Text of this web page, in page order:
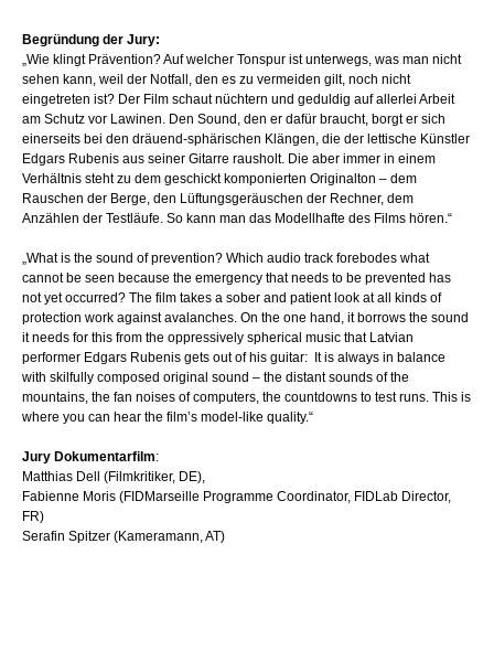
Begründung der Jury:
„Wie klingt Prävention? Auf welcher Tonspur ist unterwegs, was man nicht
sehen kann, weil der Notfall, den es zu vermeiden gilt, noch nicht
eingetreten ist? Der Film schaut nüchtern und geduldig auf allerlei Arbeit
am Schutz vor Lawinen. Den Sound, den er dafür braucht, borgt er sich
einerseits bei den dräuend-sphärischen Klängen, die der lettische Künstler
Edgars Rubenis aus seiner Gitarre rausholt. Die aber immer in einem
Verhältnis steht zu dem geschickt komponierten Originalton – dem
Rauschen der Berge, den Lüftungsgeräuschen der Rechner, dem
Anzählen der Testläufe. So kann man das Modellhafte des Films hören.“
„What is the sound of prevention? Which audio track forebodes what
cannot be seen because the emergency that needs to be prevented has
not yet occurred? The film takes a sober and patient look at all kinds of
protection work against avalanches. On the one hand, it borrows the sound
it needs for this from the oppressively spherical music that Latvian
performer Edgars Rubenis gets out of his guitar: It is always in balance
with skilfully composed original sound – the distant sounds of the
mountains, the fan noises of computers, the countdowns to test runs. This is
where you can hear the film’s model-like quality.“
Jury Dokumentarfilm:
Matthias Dell (Filmkritiker, DE),
Fabienne Moris (FIDMarseille Programme Coordinator, FIDLab Director,
FR)
Serafin Spitzer (Kameramann, AT)